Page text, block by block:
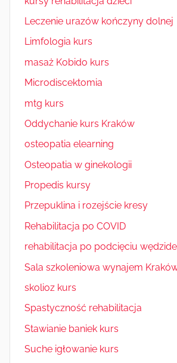
Leczenie urazów kończyny dolnej
Limfologia kurs
masaż Kobido kurs
Microdiscektomia
mtg kurs
Oddychanie kurs Kraków
osteopatia elearning
Osteopatia w ginekologii
Propedis kursy
Przepuklina i rozejście kresy
Rehabilitacja po COVID
rehabilitacja po podcięciu
Sala szkoleniowa wynajem
skolioz kurs
Spastyczność rehabilitacja
Stawianie baniek kurs
Suche igłowanie kurs